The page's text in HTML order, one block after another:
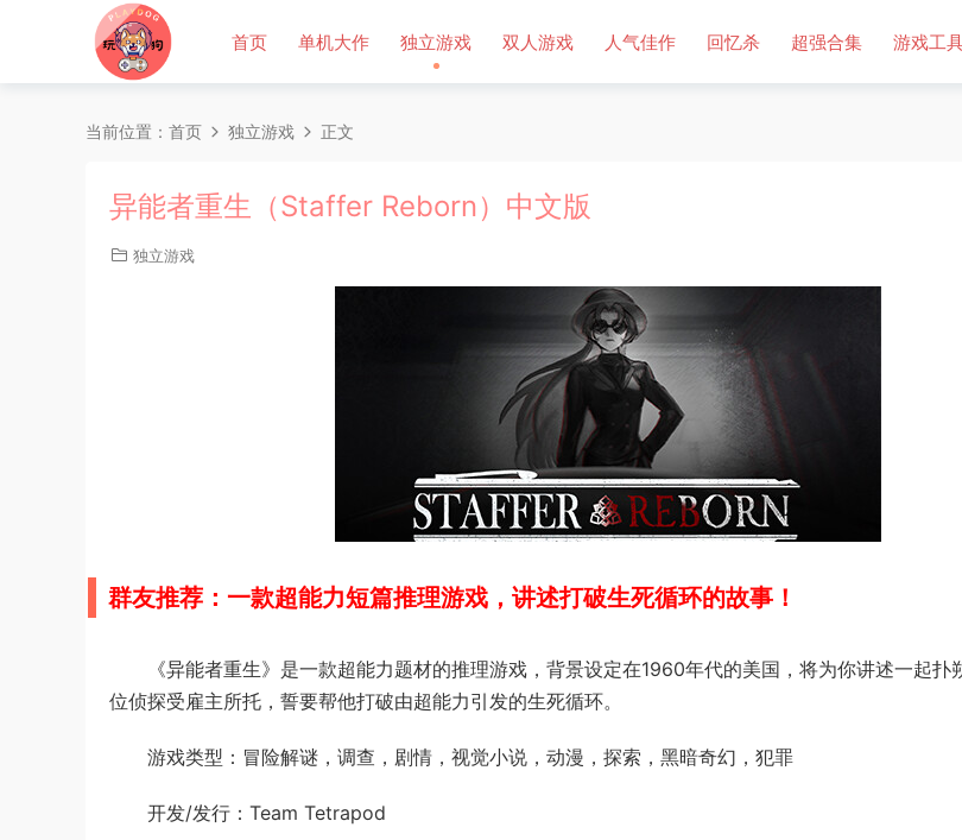
首页 单机大作 独立游戏 双人游戏 人气佳作 回忆杀 超强合集 游戏工
当前位置： 首页 独立游戏 正文
异能者重生（Staffer Reborn）中文版
独立游戏
群友推荐：一款超能力短篇推理游戏，讲述打破生死循环的故事！
《异能者重生》是一款超能力题材的推理游戏，背景设定在1960年代的美国，将为你讲述一起扑
位侦探受雇主所托，誓要帮他打破由超能力引发的生死循环。
游戏类型：冒险解谜，调查，剧情，视觉小说，动漫，探索，黑暗奇幻，犯罪
开发/发行：Team Tetrapod